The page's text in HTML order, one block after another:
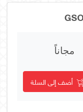
مجاناً
أضف إلى السلة